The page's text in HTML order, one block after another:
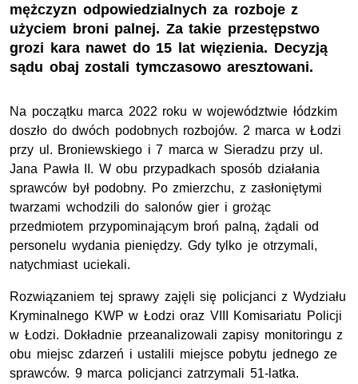
mężczyzn odpowiedzialnych za rozboje z
użyciem broni palnej. Za takie przestępstwo
grozi kara nawet do 15 lat więzienia. Decyzją
sądu obaj zostali tymczasowo aresztowani.
Na początku marca 2022 roku w województwie łódzkim
doszło do dwóch podobnych rozbojów. 2 marca w Łodzi
przy ul. Broniewskiego i 7 marca w Sieradzu przy ul.
Jana Pawła II. W obu przypadkach sposób działania
sprawców był podobny. Po zmierzchu, z zasłoniętymi
twarzami wchodzili do salonów gier i grożąc
przedmiotem przypominającym broń palną, żądali od
personelu wydania pieniędzy. Gdy tylko je otrzymali,
natychmiast uciekali.
Rozwiązaniem tej sprawy zajęli się policjanci z Wydziału
Kryminalnego KWP w Łodzi oraz VIII Komisariatu Policji
w Łodzi. Dokładnie przeanalizowali zapisy monitoringu z
obu miejsc zdarzeń i ustalili miejsce pobytu jednego ze
sprawców. 9 marca policjanci zatrzymali 51-latka.